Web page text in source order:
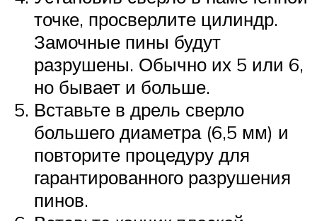
точке, просверлите цилиндр.
Замочные пины будут
разрушены. Обычно их 5 или 6,
но бывает и больше.
Вставьте в дрель сверло
большего диаметра (6,5 мм) и
повторите процедуру для
гарантированного разрушения
пинов.